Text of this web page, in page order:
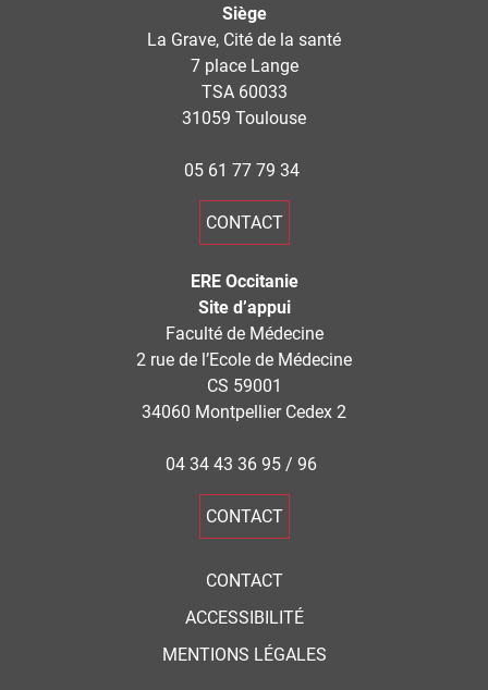
Siège
La Grave, Cité de la santé
7 place Lange
TSA 60033
31059 Toulouse
05 61 77 79 34
CONTACT
ERE Occitanie
Site d’appui
Faculté de Médecine
2 rue de l’Ecole de Médecine
CS 59001
34060 Montpellier Cedex 2
04 34 43 36 95 / 96
CONTACT
CONTACT
ACCESSIBILITÉ
MENTIONS LÉGALES